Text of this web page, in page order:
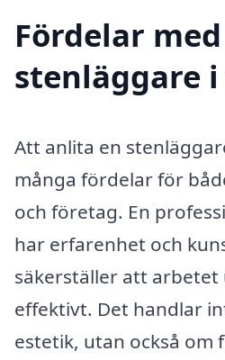
Fördelar
stenläggare i
Att anlita en
många fördelar för
och företag. En
har erfarenhet och
säkerställer att
effektivt. Det handlar
estetik, utan också om